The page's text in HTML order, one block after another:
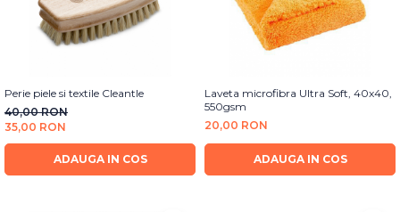
Perie piele si textile Cleantle
40,00 RON
35,00 RON
ADAUGA IN COS
Laveta microfibra Ultra Soft, 40x40,
550gsm
20,00 RON
ADAUGA IN COS